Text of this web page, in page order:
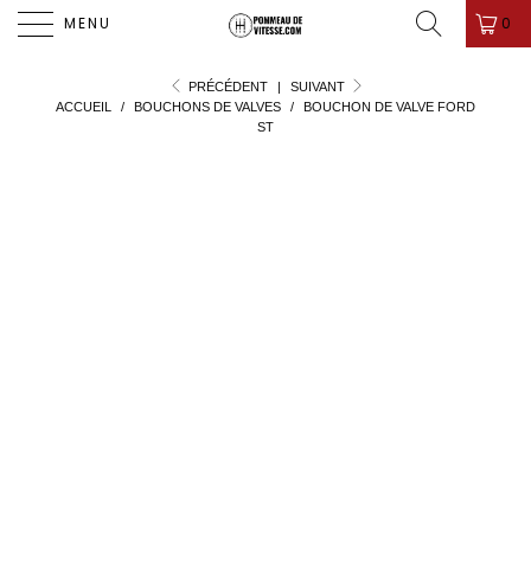
MENU 0
PRÉCÉDENT |
SUIVANT
ACCUEIL
/ BOUCHONS DE VALVES /
BOUCHON DE VALVE FORD
ST